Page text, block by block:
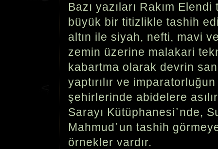
Bazı yazıları Rakım Elendi
büyük bir titizlikle tashih
altın ile siyah, nefti, mavi
zemin üzerine malakari
kabartma olarak devrin
yaptırılır ve
şehirlerinde abidelere
Sarayı Kütüphanesi῾nde,
Mahmud῾un tashih
örnekler vardır.